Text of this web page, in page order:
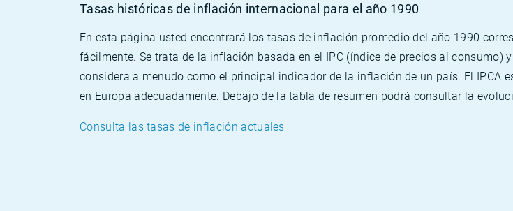
Tasas históricas de inflación internacional para el año 1990
En esta página usted encontrará los tasas de inflación promedio del año 1990
fácilmente. Se trata de la inflación basada en el IPC (índice de precios al consumo)
considera a menudo como el principal indicador de la inflación de un país. El IPCA
en Europa adecuadamente. Debajo de la tabla de resumen podrá consultar la
Consulta las tasas de inflación actuales